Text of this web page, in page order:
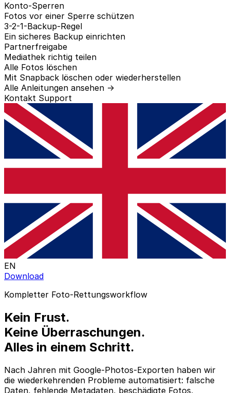
Konto-Sperren
Fotos vor einer Sperre schützen
3-2-1-Backup-Regel
Ein sicheres Backup einrichten
Partnerfreigabe
Mediathek richtig teilen
Alle Fotos löschen
Mit Snapback löschen oder wiederherstellen
Alle Anleitungen ansehen →
Kontakt Support
EN
Download
Kompletter Foto-Rettungsworkflow
Kein Frust.
Keine Überraschungen.
Alles in einem Schritt.
Nach Jahren mit Google-Photos-Exporten haben wir
die wiederkehrenden Probleme automatisiert: falsche
Daten, fehlende Metadaten, beschädigte Fotos,